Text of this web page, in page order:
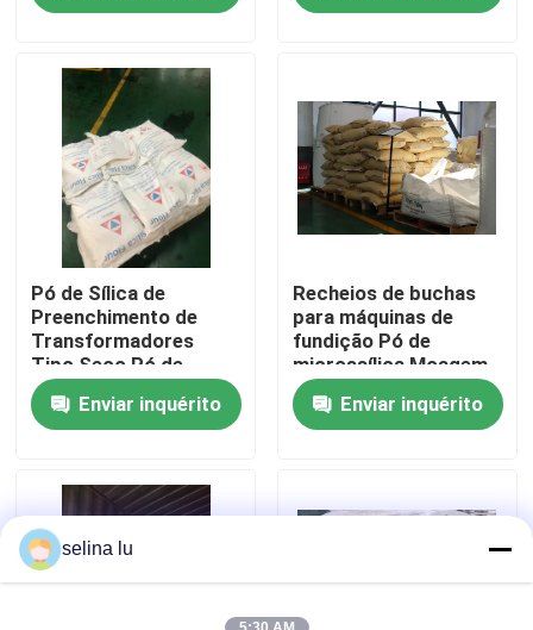
Produtos
Espetáculo VR
Sobre nós
Visita à fábrica
Controle de qualidade
Blogue
Solicite um orçamento
Pó de Sílica de
Preenchimento de
Transformadores
Tipo Seco Pó de
Mircro
Enviar inquérito
Recheios de buchas
para máquinas de
fundição Pó de
microssílica Moagem
sem ferro
Enviar inquérito
selina lu